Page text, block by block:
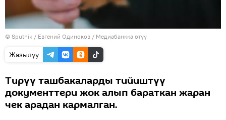
© Sputnik / Евгений Одиноков / Медиабанкка өтүү
Жазылуу
Тирүү ташбакаларды тийиштүү
документтери жок алып бараткан жаран
чек арадан кармалган.